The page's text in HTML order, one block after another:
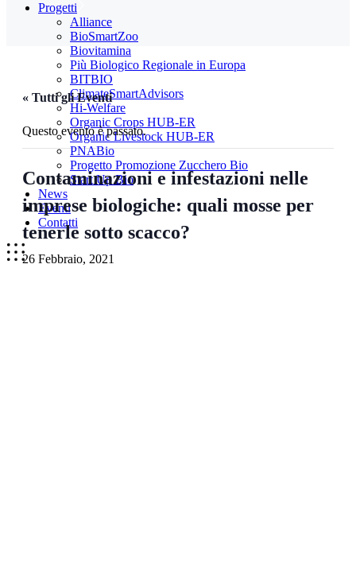
Progetti
Alliance
BioSmartZoo
Biovitamina
Più Biologico Regionale in Europa
BITBIO
ClimateSmartAdvisors
Hi-Welfare
Organic Crops HUB-ER
Organic Livestock HUB-ER
PNABio
Progetto Promozione Zucchero Bio
Start Up Bio
News
Eventi
Contatti
« Tutti gli Eventi
Questo evento è passato.
Contaminazioni e infestazioni nelle
imprese biologiche: quali mosse per
tenerle sotto scacco?
26 Febbraio, 2021